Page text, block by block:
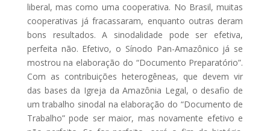
liberal, mas como uma cooperativa. No Brasil, muitas
cooperativas já fracassaram, enquanto outras deram
bons resultados. A sinodalidade pode ser efetiva,
perfeita não. Efetivo, o Sínodo Pan-Amazônico já se
mostrou na elaboração do “Documento Preparatório”.
Com as contribuições heterogêneas, que devem vir
das bases da Igreja da Amazônia Legal, o desafio de
um trabalho sinodal na elaboração do “Documento de
Trabalho” pode ser maior, mas novamente efetivo e